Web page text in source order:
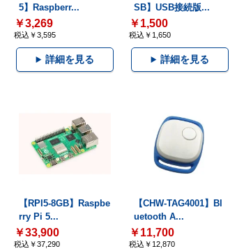
5】Raspberr...
￥3,269
税込￥3,595
詳細を見る
SB】USB接続版...
￥1,500
税込￥1,650
詳細を見る
【RPI5-8GB】Raspbe
rry Pi 5...
￥33,900
税込￥37,290
【CHW-TAG4001】Bl
uetooth A...
￥11,700
税込￥12,870